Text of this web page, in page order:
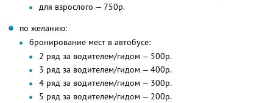
для взрослого — 750р.
по желанию:
бронирование мест в автобусе:
2 ряд за водителем/гидом — 500р.
3 ряд за водителем/гидом — 400р.
4 ряд за водителем/гидом — 300р.
5 ряд за водителем/гидом — 200р.